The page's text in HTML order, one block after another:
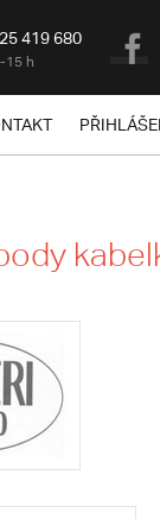
419 680
15 h